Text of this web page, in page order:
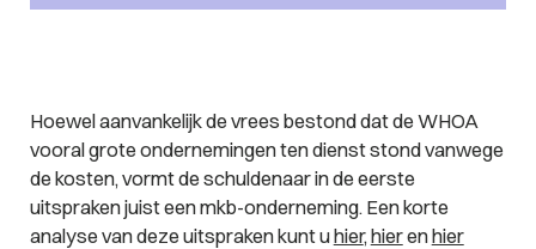
Hoewel aanvankelijk de vrees bestond dat de WHOA
vooral grote ondernemingen ten dienst stond vanwege
de kosten, vormt de schuldenaar in de eerste
uitspraken juist een mkb-onderneming. Een korte
analyse van deze uitspraken kunt uhier, hierenhier